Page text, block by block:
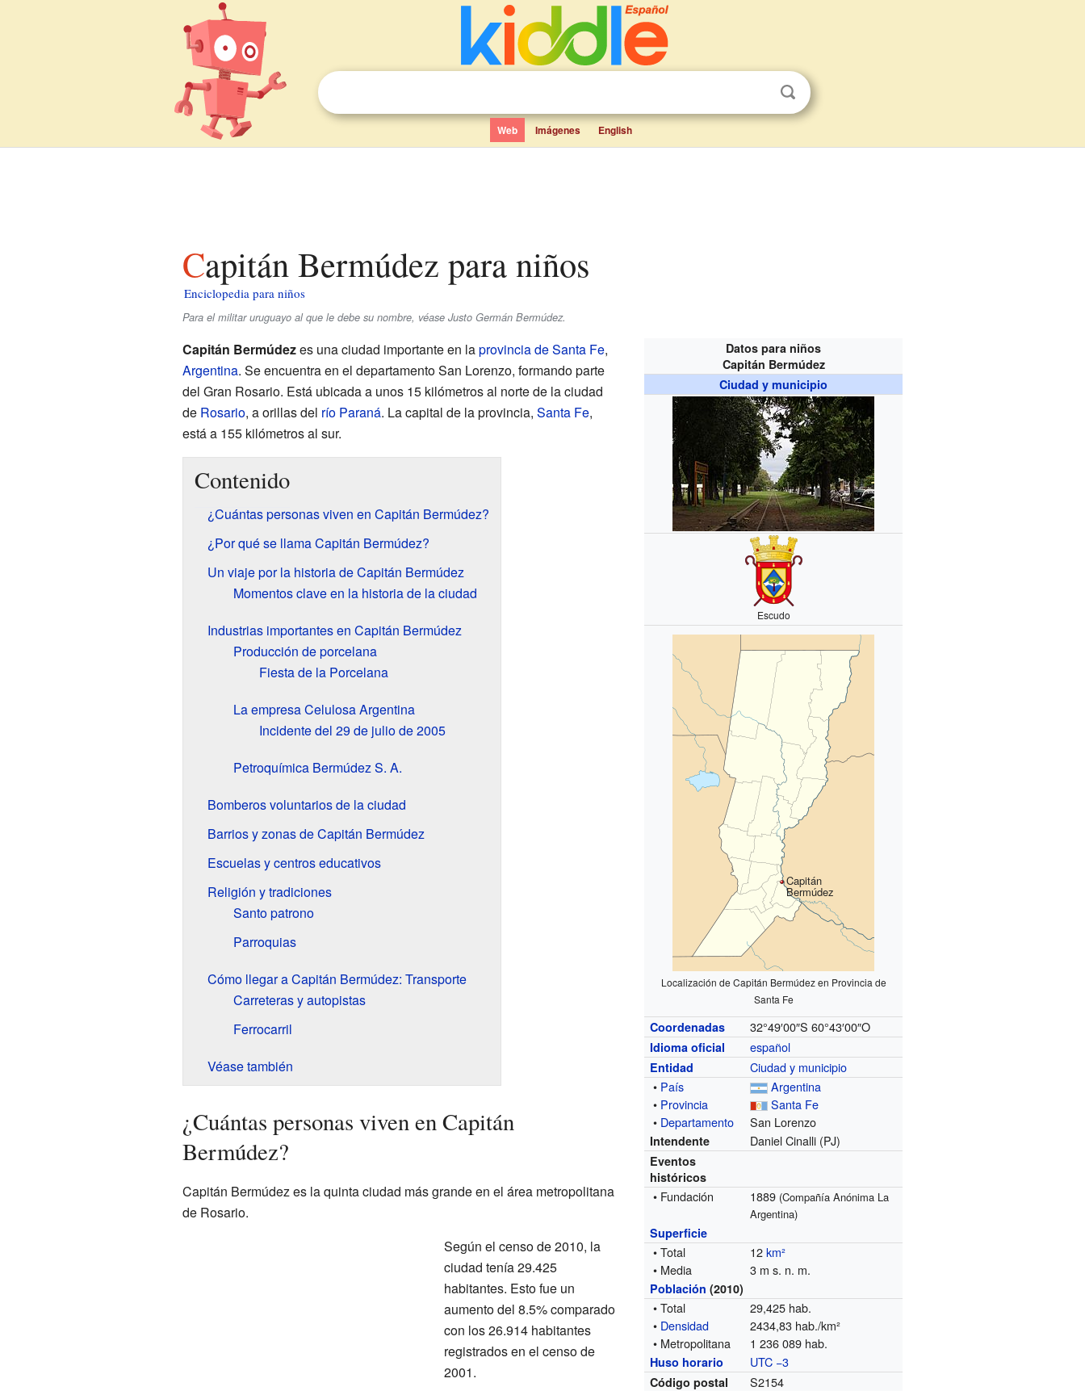
Web Imágenes English
Capitán Bermúdez para niños
Enciclopedia para niños
Para el militar uruguayo al que le debe su nombre, véase Justo Germán Bermúdez.
Datos para niños
Capitán Bermúdez
Ciudad y municipio
Escudo
Capitán
Bermúdez
Localización de Capitán Bermúdez en Provincia de
Santa Fe
Coordenadas 32°49′00″S 60°43′00″O
Idioma oficial español
Entidad
Ciudad y municipio
• País
Argentina
• Provincia
Santa Fe
• Departamento San Lorenzo
Intendente Daniel Cinalli (PJ)
Eventos
históricos
• Fundación 1889 (Compañía Anónima La
Argentina)
Superficie
• Total 12km²
• Media
3 m s. n. m.
Población (2010)
• Total
29,425 hab.
• Densidad
2434,83 hab./km²
• Metropolitana
1 236 089 hab.
Huso horario UTC −3
Código postal S2154
Capitán Bermúdezes una ciudad importante en laprovincia de Santa Fe,
Argentina. Se encuentra en el departamento San Lorenzo, formando parte
del Gran Rosario. Está ubicada a unos 15 kilómetros al norte de la ciudad
de Rosario, a orillas del río Paraná. La capital de la provincia, Santa Fe,
está a 155 kilómetros al sur.
Contenido
¿Cuántas personas viven en Capitán Bermúdez?
¿Por qué se llama Capitán Bermúdez?
Un viaje por la historia de Capitán Bermúdez
Momentos clave en la historia de la ciudad
Industrias importantes en Capitán Bermúdez
Producción de porcelana
Fiesta de la Porcelana
La empresa Celulosa Argentina
Incidente del 29 de julio de 2005
Petroquímica Bermúdez S. A.
Bomberos voluntarios de la ciudad
Barrios y zonas de Capitán Bermúdez
Escuelas y centros educativos
Religión y tradiciones
Santo patrono
Parroquias
Cómo llegar a Capitán Bermúdez: Transporte
Carreteras y autopistas
Ferrocarril
Véase también
¿Cuántas personas viven en Capitán
Bermúdez?
Capitán Bermúdez es la quinta ciudad más grande en el área metropolitana
de Rosario.
Según el censo de 2010, la
ciudad tenía 29.425
habitantes. Esto fue un
aumento del 8.5% comparado
con los 26.914 habitantes
registrados en el censo de
2001.